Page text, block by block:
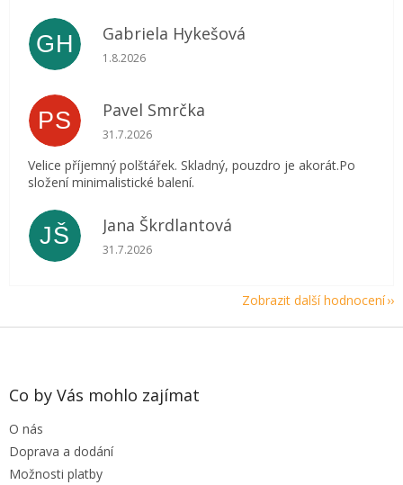
GH Gabriela Hykešová
Hodnocení obchodu je 5 z 5 hvězdiček.
1.8.2026
PS Pavel Smrčka
Hodnocení obchodu je 5 z 5 hvězdiček.
31.7.2026
Velice příjemný polštářek. Skladný, pouzdro je akorát.Po
složení minimalistické balení.
JŠ Jana Škrdlantová
Hodnocení obchodu je 5 z 5 hvězdiček.
31.7.2026
Zobrazit další hodnocení
Z
Co by Vás mohlo zajímat
O nás
Doprava a dodání
Možnosti platby